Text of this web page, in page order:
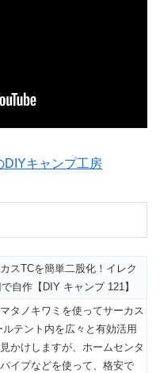
DIYキャンプ工房
スTCを簡単二股化！イレク
自作【DIY キャンプ 121】
タノキワミを使ってサーカス
テント内を広々と有効活用
かけしますが、ホームセンタ
イプなどを使って、格安で